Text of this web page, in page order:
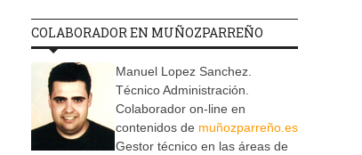
COLABORADOR EN MUÑOZPARREÑO
Manuel Lopez Sanchez.
Técnico Administración.
Colaborador on-line en
contenidos de muñozparreño.es
Gestor técnico en las áreas de